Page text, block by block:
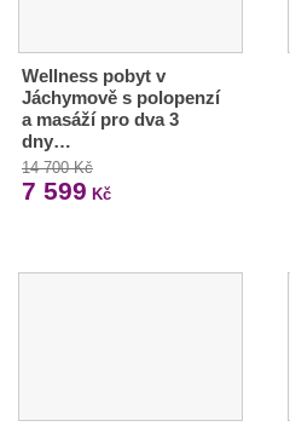
Wellness pobyt v
Jáchymově s polopenzí
a masáží pro dva 3
dny…
14 700 Kč
7 599 Kč